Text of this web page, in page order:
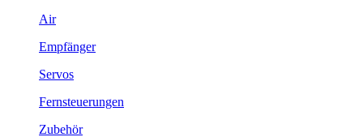
Air
Empfänger
Servos
Fernsteuerungen
Zubehör